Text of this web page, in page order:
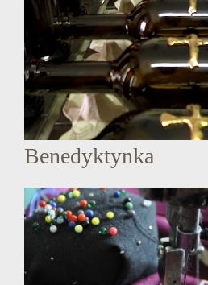
Benedyktynka